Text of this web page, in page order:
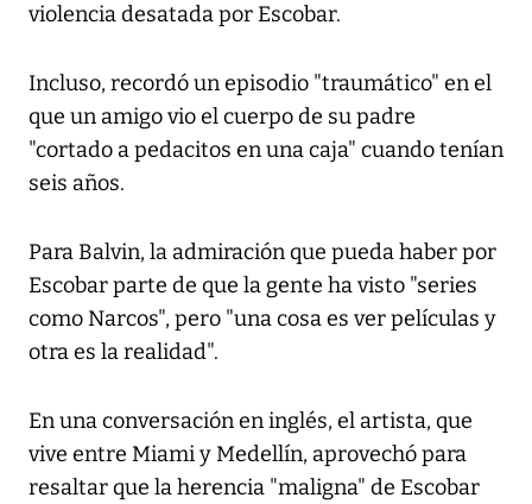
violencia desatada por Escobar.
Incluso, recordó un episodio "traumático" en el
que un amigo vio el cuerpo de su padre
"cortado a pedacitos en una caja" cuando tenían
seis años.
Para Balvin, la admiración que pueda haber por
Escobar parte de que la gente ha visto "series
como Narcos", pero "una cosa es ver películas y
otra es la realidad".
En una conversación en inglés, el artista, que
vive entre Miami y Medellín, aprovechó para
resaltar que la herencia "maligna" de Escobar